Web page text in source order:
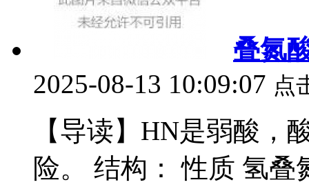
叠氮
2025-08-13 10:09:07 点
【导读】HN是弱酸，
险。 结构： 性质 氢